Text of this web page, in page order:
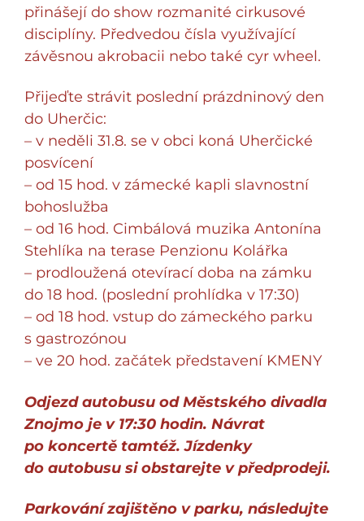
přinášejí do show rozmanité cirkusové
disciplíny. Předvedou čísla využívající
závěsnou akrobacii nebo také cyr wheel.
Přijeďte strávit poslední prázdninový den
do Uherčic:
– v neděli 31.8. se v obci koná Uherčické
posvícení
– od 15 hod. v zámecké kapli slavnostní
bohoslužba
– od 16 hod. Cimbálová muzika Antonína
Stehlíka na terase Penzionu Kolářka
– prodloužená otevírací doba na zámku
do 18 hod. (poslední prohlídka v 17:30)
– od 18 hod. vstup do zámeckého parku
s gastrozónou
– ve 20 hod. začátek představení KMENY
Odjezd autobusu od Městského divadla
Znojmo je v 17:30 hodin. Návrat
po koncertě tamtéž. Jízdenky
do autobusu si obstarejte v předprodeji.
Parkování zajištěno v parku, následujte